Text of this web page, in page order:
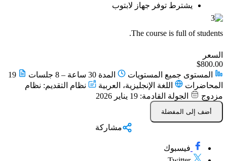
يشترط توفر جهاز لابتوب
The course is full of students.
السعر
$800.00
المستوى جميع المستويات المدة 30 ساعة – 8 جلسات
19
المحاضرات
اللغة الإنجليزية، العربية
نظام التقديم: نظام
مزدوج
الجولة القادمة: 19 يناير 2026
أضف إلى المفضلة
مشاركة
فيسبوك